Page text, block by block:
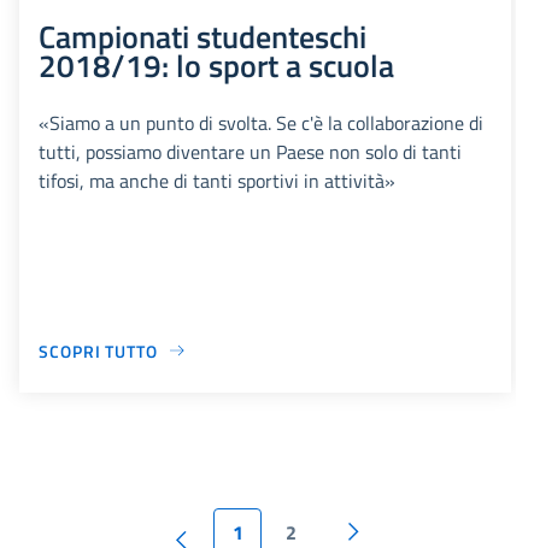
Campionati studenteschi
2018/19: lo sport a scuola
«Siamo a un punto di svolta. Se c'è la collaborazione di
tutti, possiamo diventare un Paese non solo di tanti
tifosi, ma anche di tanti sportivi in attività»
SCOPRI TUTTO
1 2